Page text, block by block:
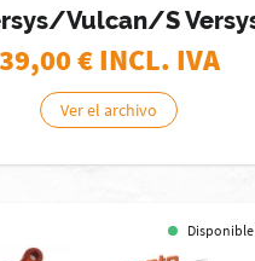
Vulcan/S
39,00€ INCL. IVA
Ver el archivo